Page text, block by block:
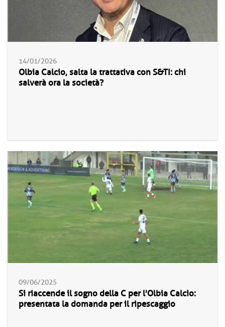
14/01/2026
Olbia Calcio, salta la trattativa con S&TI: chi
salverà ora la società?
09/06/2025
Si riaccende il sogno della C per l'Olbia Calcio:
presentata la domanda per il ripescaggio